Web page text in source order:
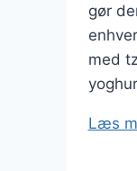
gør
med
Læs